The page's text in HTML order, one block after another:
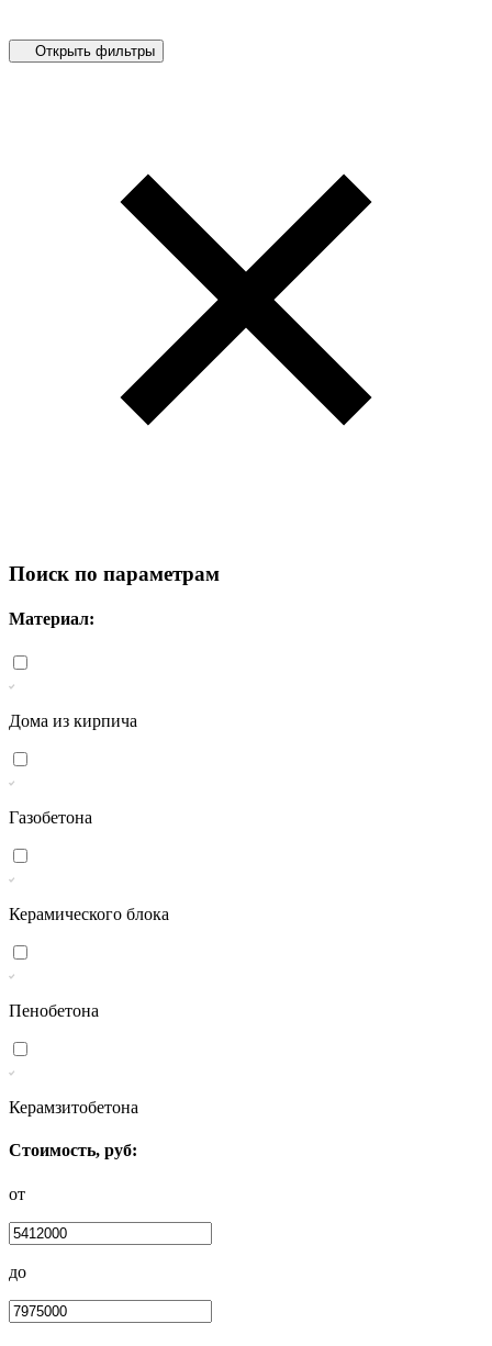
Открыть фильтры
Поиск по параметрам
Материал:
Дома из кирпича
Газобетона
Керамического блока
Пенобетона
Керамзитобетона
Стоимость, руб:
от
до